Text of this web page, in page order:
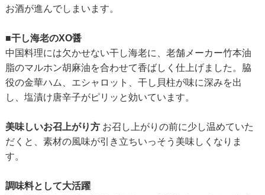
お酒が進んでしまいます。
■干し海老のXO醤
中国料理には欠かせない干し海老に、老舗メーカー竹本油
脂のマルホン胡麻油を合わせて香ばしく仕上げました。脇
役の金華ハム、エシャロット、干し貝柱が味に深みを出
し、塩漬け唐辛子がピリッと効いています。
美味しいお召上がり方お召し上がりの前に少し温めていた
だくと、素材の風味が引き立ちいっそう美味しくなりま
す。
調味料として大活躍